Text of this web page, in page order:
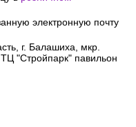
электронную почту
г. Балашиха, мкр.
"Стройпарк" павильон